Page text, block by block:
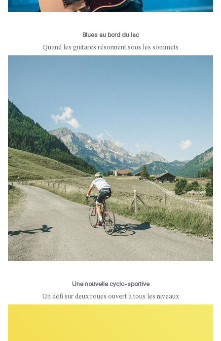
Blues au bord du lac
Quand les guitares résonnent sous les sommets
Une nouvelle cyclo-sportive
Un défi sur deux roues ouvert à tous les niveaux